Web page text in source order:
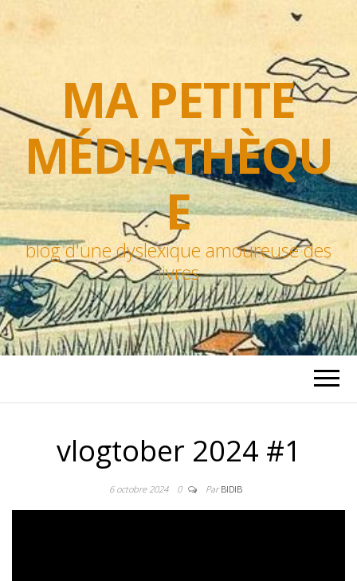
MA PETITE
MÉDIATHÈQU
E
blog d'une dyslexique amoureuse des
livres
vlogtober 2024 #1
6 octobre 2024 0 ParBIDIB